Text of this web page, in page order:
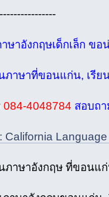
ษาอังกฤษเด็กเล็ก ขอ
ภาษาที่ขอนแก่น, เรี
084-4048784 สอบถ
California
ภาษาอังกฤษ ที่ขอน